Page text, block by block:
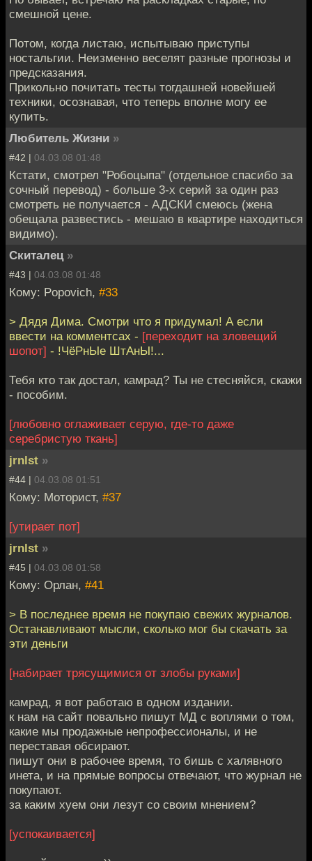
смешной цене.
Потом, когда листаю, испытываю приступы
ностальгии. Неизменно веселят разные прогнозы и
предсказания.
Прикольно почитать тесты тогдашней новейшей
техники, осознавая, что теперь вполне могу ее
купить.
Любитель Жизни »
#42 | 04.03.08 01:48
Кстати, смотрел "Робоцыпа" (отдельное спасибо за
сочный перевод) - больше 3-х серий за один раз
смотреть не получается - АДСКИ смеюсь (жена
обещала развестись - мешаю в квартире находиться
видимо).
Скиталец »
#43 | 04.03.08 01:48
Кому: Popovich, #33
> Дядя Дима. Смотри что я придумал! А если
ввести на комментсах - [переходит на зловещий
шопот] - !ЧёРнЫе ШтАнЫ!...
Тебя кто так достал, камрад? Ты не стесняйся, скажи
- пособим.
[любовно оглаживает серую, где-то даже
серебристую ткань]
jrnlst »
#44 | 04.03.08 01:51
Кому: Моторист, #37
[утирает пот]
jrnlst »
#45 | 04.03.08 01:58
Кому: Орлан, #41
> В последнее время не покупаю свежих журналов.
Останавливают мысли, сколько мог бы скачать за
эти деньги
[набирает трясущимися от злобы руками]
камрад, я вот работаю в одном издании.
к нам на сайт повально пишут МД с воплями о том,
какие мы продажные непрофессионалы, и не
переставая обсирают.
пишут они в рабочее время, то бишь с халявного
инета, и на прямые вопросы отвечают, что журнал не
покупают.
за каким хуем они лезут со своим мнением?
[успокаивается]